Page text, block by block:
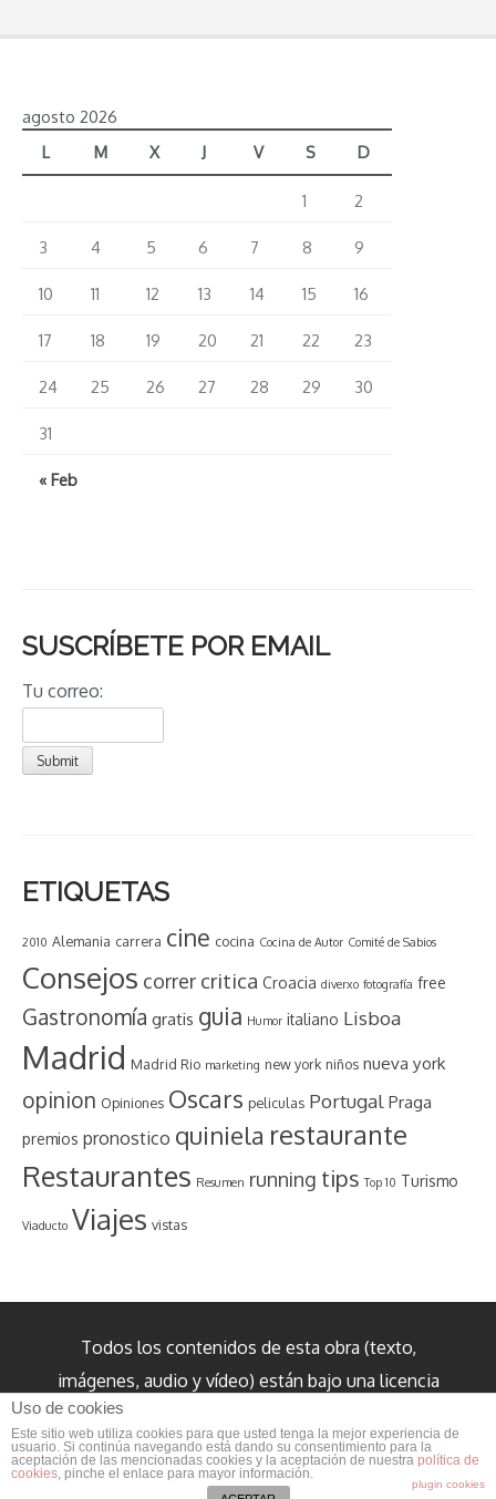
agosto 2026
L
M X J V S D
« Feb
1 2
3 4 5 6 7 8 9
10 11 12 13 14 15 16
17 18 19 20 21 22 23
24 25 26 27 28 29 30
31
SUSCRÍBETE POR EMAIL
Tu correo:
ETIQUETAS
2010 Alemania carrera cine cocina Cocina de Autor Comité de Sabios
Consejos correr critica Croacia diverxo fotografía free
Gastronomía gratis guia Humor italiano Lisboa
Madrid Madrid Rio marketing new york niños nueva york
opinion Opiniones Oscars peliculas Portugal Praga
premios pronostico quiniela restaurante
Restaurantes Resumen running tips Top 10 Turismo
Viaducto Viajes vistas
Todos los contenidos de esta obra (texto,
imágenes, audio y vídeo) están bajo una licencia
internacional Creative Commons Reconocimiento
3.0 salvo cuando se indique lo contrario.
Uso de cookies
Este sitio web utiliza cookies para que usted tenga la mejor experiencia de
usuario. Si continúa navegando está dando su consentimiento para la
aceptación de las mencionadas cookies y la aceptación de nuestra política de
cookies, pinche el enlace para mayor información.
plugin cookies